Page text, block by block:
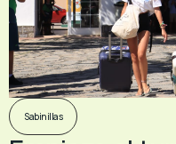
Sabinillas